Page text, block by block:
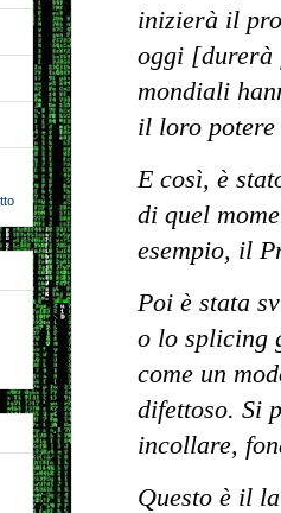
inizierà il
oggi [durerà
mondiali
il loro
E così, è
di quel
esempio, il
Poi è stata
o lo splicing
come un
difettoso. Si
incollare,
Questo è il